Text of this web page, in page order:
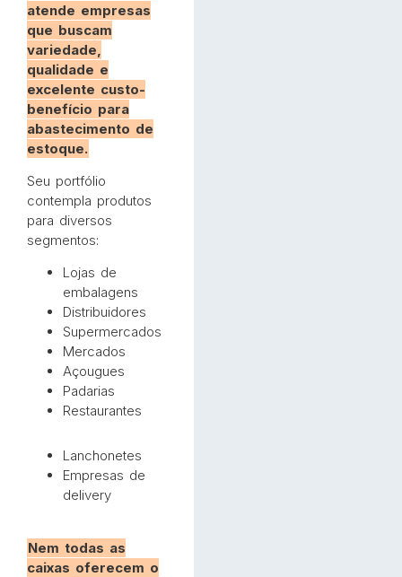
atende empresas
que buscam
variedade,
qualidade e
excelente custo-
benefício para
abastecimento de
estoque.
Seu portfólio
contempla produtos
para diversos
segmentos:
Lojas de
embalagens
Distribuidores
Supermercados
Mercados
Açougues
Padarias
Restaurantes
Lanchonetes
Empresas de
delivery
Nem todas as
caixas oferecem o